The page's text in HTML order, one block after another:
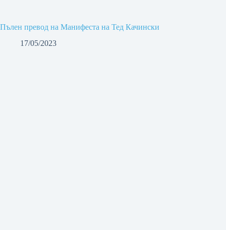
Пълен превод на Манифеста на Тед Качински
17/05/2023